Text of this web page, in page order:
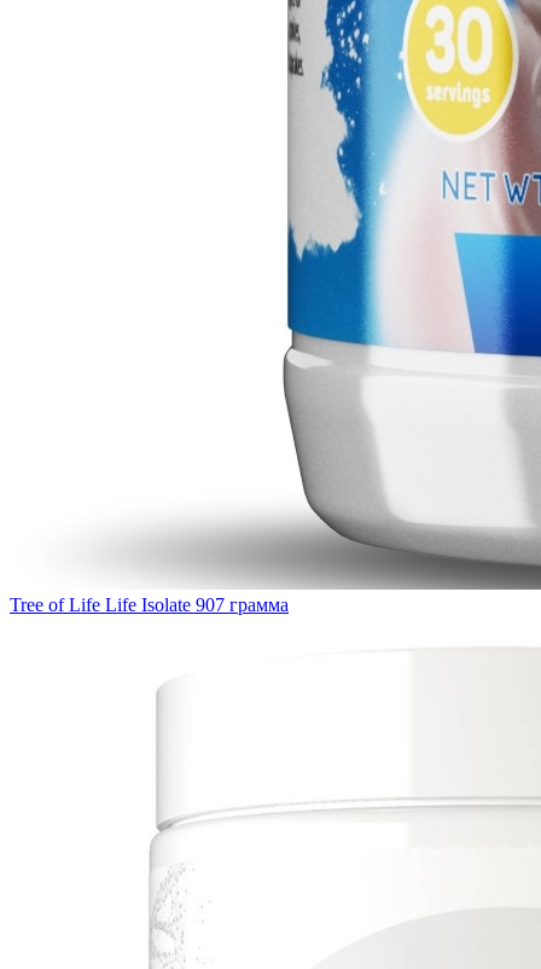
Tree of Life Life Isolate 907 грамма